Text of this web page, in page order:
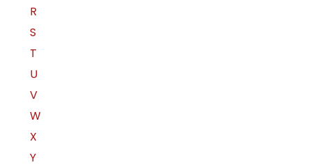
R
S
T
U
V
W
X
Y